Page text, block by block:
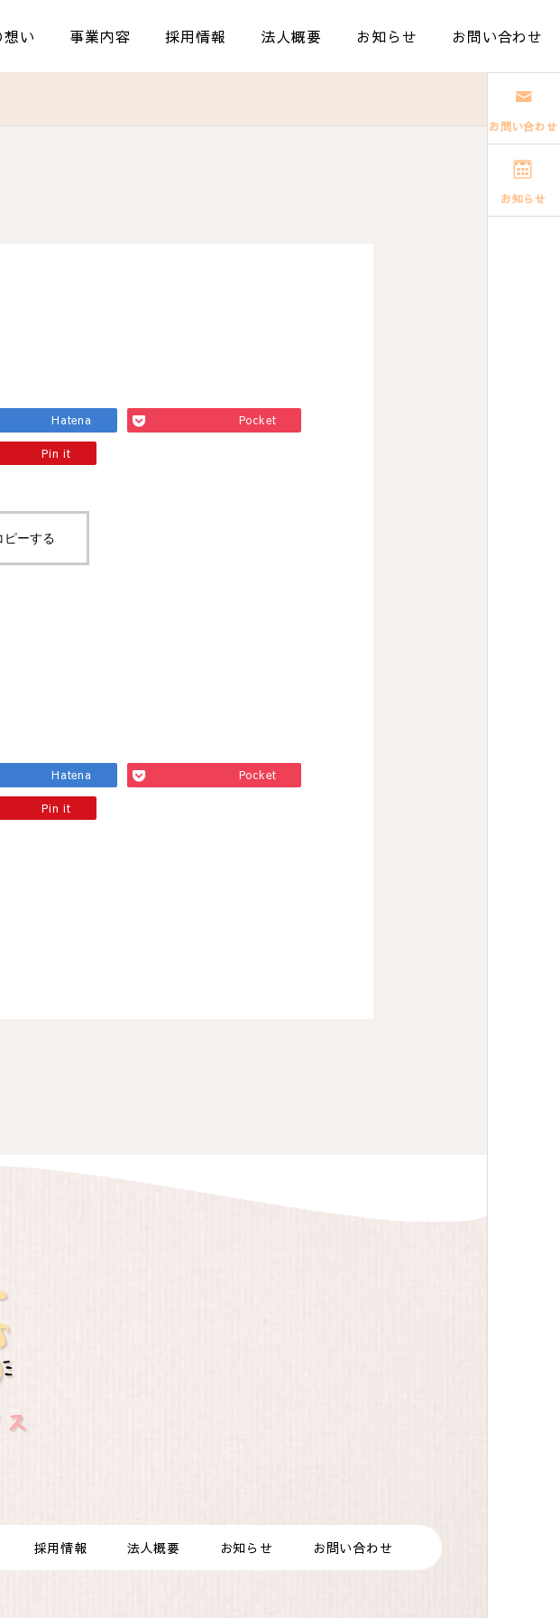
い 事業内容 採用情報 法人概要 お知らせ お問い合わせ
お問い合わせ
お知らせ
Hatena Pocket
Pin it
ピーする
Hatena Pocket
Pin it
採用情報 法人概要 お知らせ お問い合わせ